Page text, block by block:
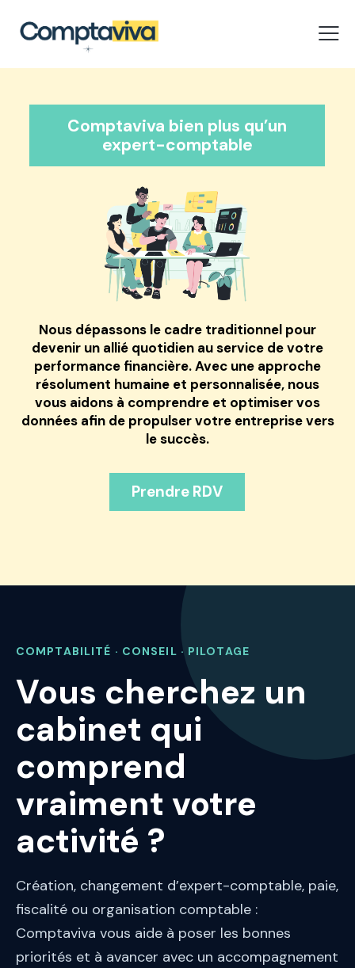
Prendre RDV
Comptaviva bien plus qu’un
expert-comptable
Nous dépassons le cadre traditionnel pour
devenir un allié quotidien au service de votre
performance financière. Avec une approche
résolument humaine et personnalisée, nous
vous aidons à comprendre et optimiser vos
donnéesafin de propulser votre entreprise vers
le succès.
COMPTABILITÉ · CONSEIL · PILOTAGE
Vous cherchez un
cabinet qui
comprend
vraiment votre
activité ?
Création, changement d’expert-comptable, paie,
fiscalité ou organisation comptable :
Comptaviva vous aide à poser les bonnes
priorités et à avancer avec un accompagnement